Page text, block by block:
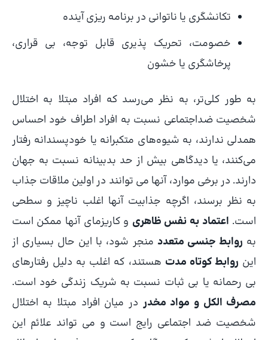
تکانشگری یا ناتوانی در برنامه ریزی آینده
خصومت، تحریک پذیری قابل توجه، بی قراری،
پرخاشگری یا خشون
به طور کلی‌تر، به نظر می‌رسد که افراد مبتلا به اختلال
شخصیت ضداجتماعی نسبت به افراد اطراف خود احساس
همدلی ندارند، به شیوه‌های متکبرانه یا خودپسندانه رفتار
می‌کنند، یا دیدگاهی بیش از حد بدبینانه نسبت به جهان
دارند. در برخی موارد، آنها می توانند در اولین ملاقات جذاب
به نظر برسند، اگرچه جذابیت آنها اغلب ناچیز و سطحی
است. اعتماد به نفس ظاهری و کاریزمای آنها ممکن است
به روابط جنسی متعدد منجر شود، با این حال بسیاری از
این روابط کوتاه مدت هستند، که اغلب به دلیل رفتارهای
بی رحمانه یا بی ثبات نسبت به شریک زندگی خود است.
مصرف الکل و مواد مخدر در میان افراد مبتلا به اختلال
شخصیت ضد اجتماعی رایج است و می تواند علائم این